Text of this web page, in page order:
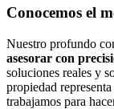
Conocemos el
Nuestro profundo
asesorar con
soluciones reales y
propiedad
trabajamos para